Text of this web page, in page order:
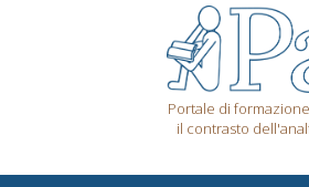
Portale di
il contrasto